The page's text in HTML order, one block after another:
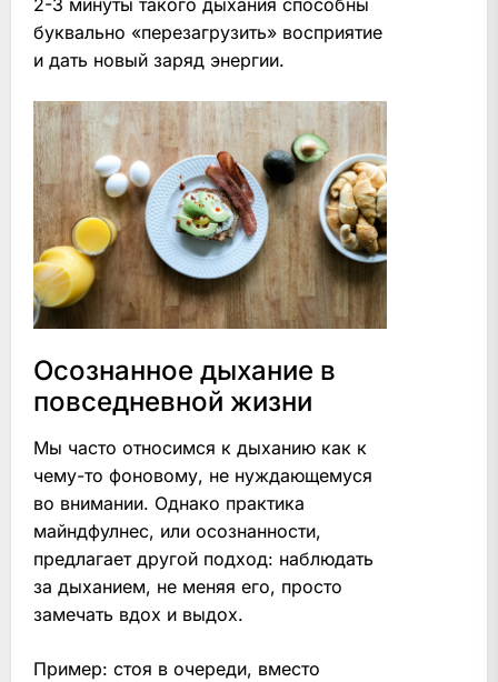
2-3 минуты такого дыхания способны
буквально «перезагрузить» восприятие
и дать новый заряд энергии.
Осознанное дыхание в
повседневной жизни
Мы часто относимся к дыханию как к
чему-то фоновому, не нуждающемуся
во внимании. Однако практика
майндфулнес, или осознанности,
предлагает другой подход: наблюдать
за дыханием, не меняя его, просто
замечать вдох и выдох.
Пример: стоя в очереди, вместо